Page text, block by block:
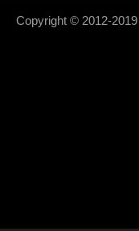
Copyright © 2012-2019